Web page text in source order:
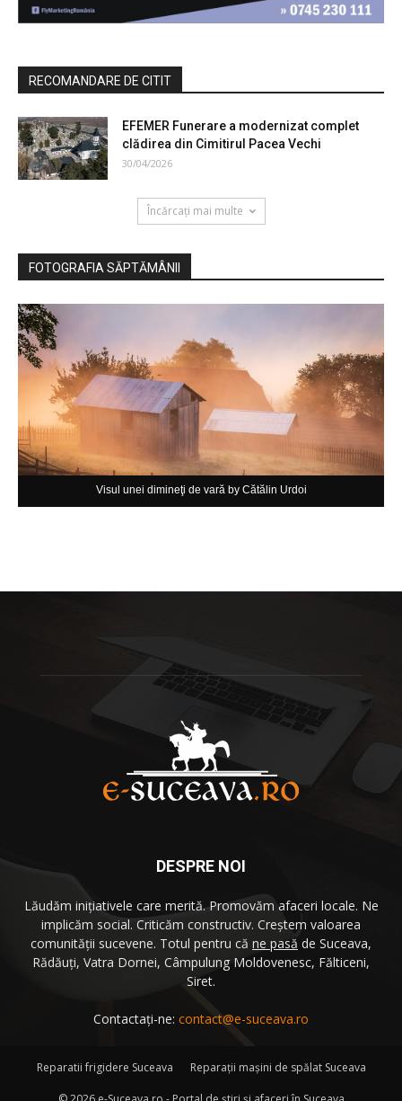
RECOMANDARE DE CITIT
EFEMER Funerare a modernizat complet
clădirea din Cimitirul Pacea Vechi
30/04/2026
Încărcați mai multe
FOTOGRAFIA SĂPTĂMÂNII
Visul unei dimineţi de vară by Cătălin Urdoi
DESPRE NOI
Lăudăm iniţiativele care merită. Promovăm afaceri locale. Ne
implicăm social. Criticăm constructiv. Creştem valoarea
comunităţii sucevene. Totul pentru că ne pasă de Suceava,
Rădăuţi, Vatra Dornei, Câmpulung Moldovenesc, Fălticeni,
Siret.
Contactați-ne: contact@e-suceava.ro
Reparatii frigidere Suceava Reparaţii maşini de spălat Suceava